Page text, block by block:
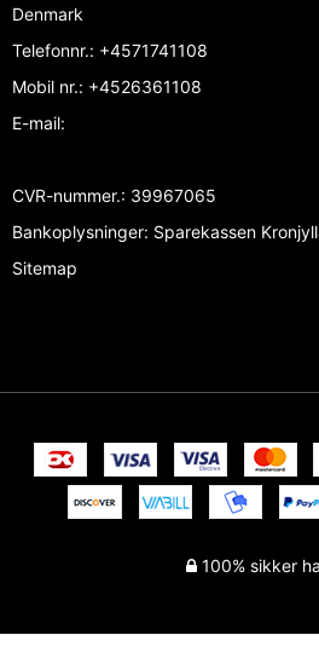
Denmark
Telefonnr.: +4571741108
Mobil nr.: +4526361108
E-mail:
CVR-nummer.: 39967065
Bankoplysninger: Sparekassen
Sitemap
100% sikker